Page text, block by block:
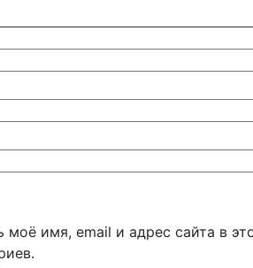
моё имя, email и адрес сайта в